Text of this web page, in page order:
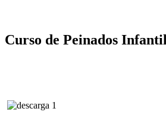
Curso de Peinados